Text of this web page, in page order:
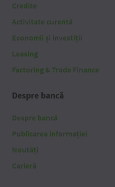
Credite
Activitate curentă
Economii și investiții
Leasing
Factoring & Trade Finance
Despre bancă
Despre bancă
Publicarea informației
Noutăți
Carieră